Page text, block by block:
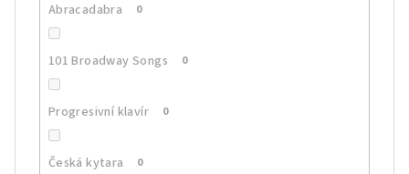
Abracadabra 0
101 Broadway Songs 0
Progresivní klavír 0
Česká kytara 0